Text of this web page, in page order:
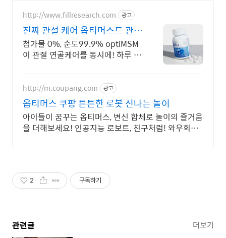
http://www.fillresearch.com 광고
진짜 관절 케어 옵티머스트 관절
연골 집중 케어
첨가물 0%, 순도99.9% optiMSM
이 관절 연골케어를 동시에! 하루 3
http://m.coupang.com 광고
옵티머스 쿠팡 튼튼한 로봇 신나는 놀이
아이들이 꿈꾸는 옵티머스, 변신 합체로 놀이의 즐거움
을 더해보세요! 인공지능 로보트, 친구처럼! 와우회원
2 구독하기
관련글 더보기